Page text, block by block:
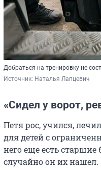
Добраться на тренировку не
Источник: Наталья Лапцевич
«Сидел у ворот,
Петя рос, учился,
для детей с
него еще есть старшие
случайно он их нашел.